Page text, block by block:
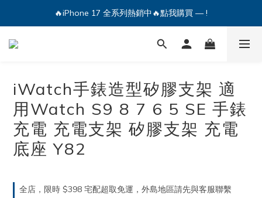
🔥iPhone 17 全系列熱銷中🔥點我購買 — !
iWatch手錶造型矽膠支架 適
用Watch S9 8 7 6 5 SE 手錶
充電 充電支架 矽膠支架 充電
底座 Y82
全店，限時 $398 宅配超取免運，外島地區請先與客服聯繫